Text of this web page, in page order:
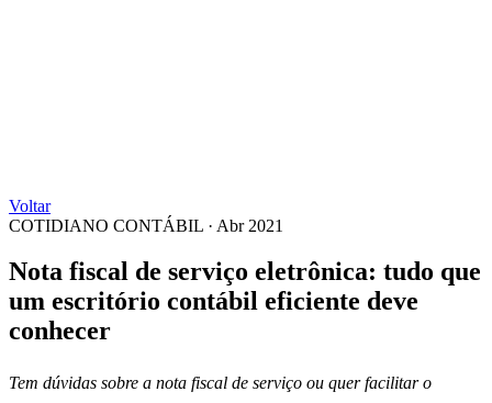
Voltar
COTIDIANO CONTÁBIL · Abr 2021
Nota fiscal de serviço eletrônica: tudo que
um escritório contábil eficiente deve
conhecer
Tem dúvidas sobre a nota fiscal de serviço ou quer facilitar o